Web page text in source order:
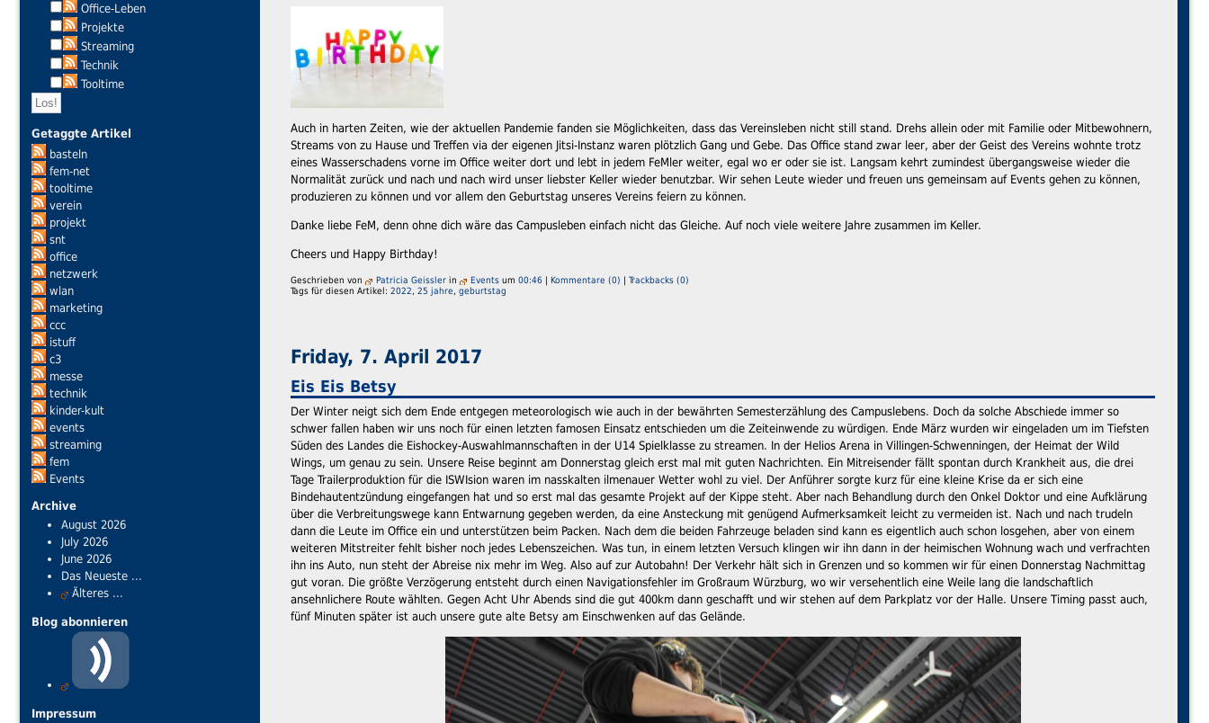
Office-Leben
Projekte
Streaming
Technik
Tooltime
Getaggte Artikel
basteln
fem-net
tooltime
verein
projekt
snt
office
netzwerk
wlan
marketing
ccc
istuff
c3
messe
technik
kinder-kult
events
streaming
fem
Events
Archive
August 2026
July 2026
June 2026
Das Neueste ...
Älteres ...
Blog abonnieren
Impressum
Auch in harten Zeiten, wie der aktuellen Pandemie fanden sie Möglichkeiten, dass das Vereinsleben nicht still stand. Drehs allein oder mit Familie oder Mitbewohnern,
Streams von zu Hause und Treffen via der eigenen Jitsi-Instanz waren plötzlich Gang und Gebe. Das Office stand zwar leer, aber der Geist des Vereins wohnte trotz
eines Wasserschadens vorne im Office weiter dort und lebt in jedem FeMler weiter, egal wo er oder sie ist. Langsam kehrt zumindest übergangsweise wieder die
Normalität zurück und nach und nach wird unser liebster Keller wieder benutzbar. Wir sehen Leute wieder und freuen uns gemeinsam auf Events gehen zu können,
produzieren zu können und vor allem den Geburtstag unseres Vereins feiern zu können.
Danke liebe FeM, denn ohne dich wäre das Campusleben einfach nicht das Gleiche. Auf noch viele weitere Jahre zusammen im Keller.
Cheers und Happy Birthday!
Geschrieben von Patricia Geissler in Events um 00:46 | Kommentare (0) | Trackbacks (0)
Tags für diesen Artikel: 2022, 25 jahre, geburtstag
Friday, 7. April 2017
Eis Eis Betsy
Der Winter neigt sich dem Ende entgegen meteorologisch wie auch in der bewährten Semesterzählung des Campuslebens. Doch da solche Abschiede immer so
schwer fallen haben wir uns noch für einen letzten famosen Einsatz entschieden um die Zeiteinwende zu würdigen. Ende März wurden wir eingeladen um im Tiefsten
Süden des Landes die Eishockey-Auswahlmannschaften in der U14 Spielklasse zu streamen. In der Helios Arena in Villingen-Schwenningen, der Heimat der Wild
Wings, um genau zu sein. Unsere Reise beginnt am Donnerstag gleich erst mal mit guten Nachrichten. Ein Mitreisender fällt spontan durch Krankheit aus, die drei
Tage Trailerproduktion für die ISWIsion waren im nasskalten ilmenauer Wetter wohl zu viel. Der Anführer sorgte kurz für eine kleine Krise da er sich eine
Bindehautentzündung eingefangen hat und so erst mal das gesamte Projekt auf der Kippe steht. Aber nach Behandlung durch den Onkel Doktor und eine Aufklärung
über die Verbreitungswege kann Entwarnung gegeben werden, da eine Ansteckung mit genügend Aufmerksamkeit leicht zu vermeiden ist. Nach und nach trudeln
dann die Leute im Office ein und unterstützen beim Packen. Nach dem die beiden Fahrzeuge beladen sind kann es eigentlich auch schon losgehen, aber von einem
weiteren Mitstreiter fehlt bisher noch jedes Lebenszeichen. Was tun, in einem letzten Versuch klingen wir ihn dann in der heimischen Wohnung wach und verfrachten
ihn ins Auto, nun steht der Abreise nix mehr im Weg. Also auf zur Autobahn! Der Verkehr hält sich in Grenzen und so kommen wir für einen Donnerstag Nachmittag
gut voran. Die größte Verzögerung entsteht durch einen Navigationsfehler im Großraum Würzburg, wo wir versehentlich eine Weile lang die landschaftlich
ansehnlichere Route wählten. Gegen Acht Uhr Abends sind die gut 400km dann geschafft und wir stehen auf dem Parkplatz vor der Halle. Unsere Timing passt auch,
fünf Minuten später ist auch unsere gute alte Betsy am Einschwenken auf das Gelände.